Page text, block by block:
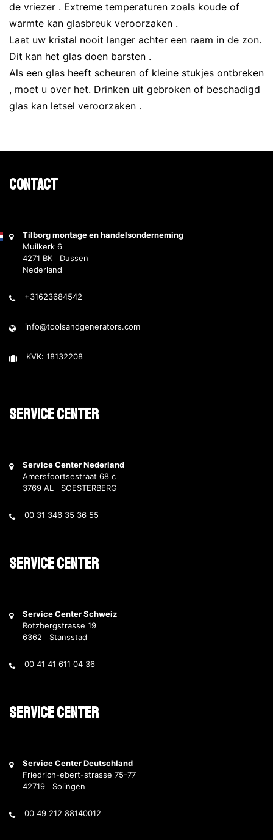
de vriezer . Extreme temperaturen zoals koude of
warmte kan glasbreuk veroorzaken .
Laat uw kristal nooit langer achter een raam in de zon.
Dit kan het glas doen barsten .
Als een glas heeft scheuren of kleine stukjes ontbreken
, moet u over het. Drinken uit gebroken of beschadigd
glas kan letsel veroorzaken .
Contact
Tilborg montage en handelsonderneming
Muilkerk 6
4271 BK Dussen
Nederland
+31623684542
info@toolsandgenerators.com
KVK: 18132208
Service Center
Service Center Nederland
Amersfoortsestraat 68 c
3769 AL SOESTERBERG
00 31 346 35 36 55
Service Center
Service Center Schweiz
Rotzbergstrasse 19
6362 Stansstad
00 41 41 611 04 36
Service Center
Service Center Deutschland
Friedrich-ebert-strasse 75-77
42719 Solingen
00 49 212 88140012